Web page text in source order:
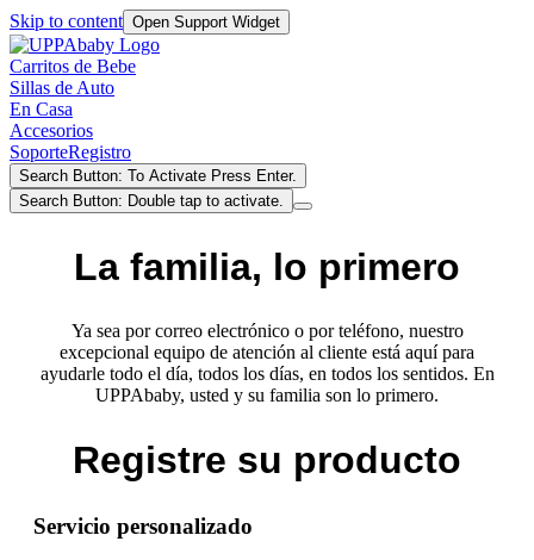
Skip to content Open Support Widget
Carritos de Bebe
Sillas de Auto
En Casa
Accesorios
SoporteRegistro
Search Button: To Activate Press Enter.
Search Button: Double tap to activate.
La familia, lo primero
Ya sea por correo electrónico o por teléfono, nuestro
excepcional equipo de atención al cliente está aquí para
ayudarle todo el día, todos los días, en todos los sentidos. En
UPPAbaby, usted y su familia son lo primero.
Registre su producto
Servicio personalizado